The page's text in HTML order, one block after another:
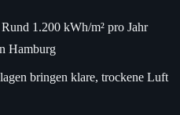
Rund 1.200 kWh/m² pro Jahr
Hamburg
bringen klare, trockene Luft